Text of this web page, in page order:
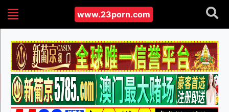
www.23porn.com